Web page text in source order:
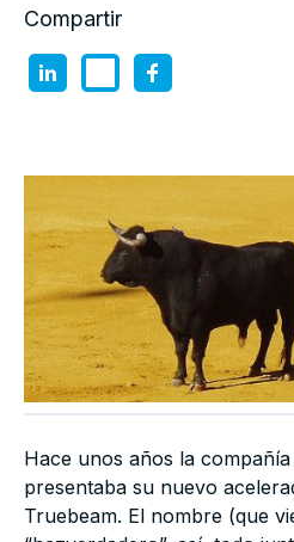
Compartir
Hace unos años la
presentaba su nuevo
Truebeam. El nombre (que